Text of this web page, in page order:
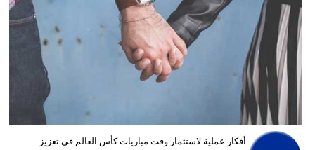
وسفر
ديكور
أفكار عملية لاستثمار وقت مباريات كأس العالم في تعزيز